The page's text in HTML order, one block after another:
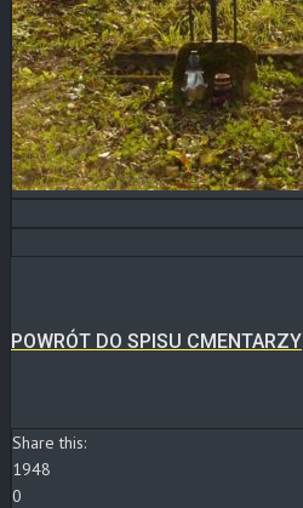
POWRÓT DO SPISU CMENTARZY
Share this:
1948
0